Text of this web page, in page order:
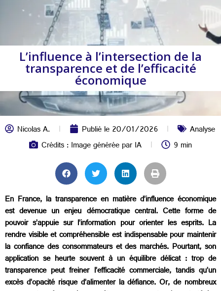
L’influence à l’intersection de la
transparence et de l’efficacité
économique
Nicolas A. Publié le20/01/2026
Analyse
Crédits : Image générée par IA
9 min
En France, la transparence en matière d’influence économique
est devenue un enjeu démocratique central. Cette forme de
pouvoir s’appuie sur l’information pour orienter les esprits. La
rendre visible et compréhensible est indispensable pour maintenir
la confiance des consommateurs et des marchés. Pourtant, son
application se heurte souvent à un équilibre délicat : trop de
transparence peut freiner l’efficacité commerciale, tandis qu’un
excès d’opacité risque d’alimenter la défiance. Or, de nombreux